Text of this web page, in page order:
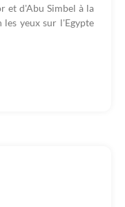
et d'Abu Simbel à la
les yeux sur l'Egypte